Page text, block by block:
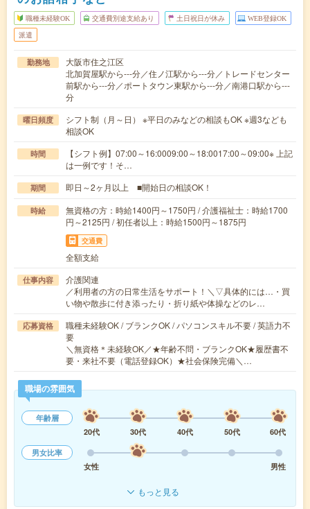
職種未経験OK 交通費別途支給あり 土日祝日が休み WEB登録OK
派遣
勤務地
大阪市住之江区
北加賀屋駅から---分／住ノ江駅から---分／トレードセンター
前駅から---分／ポートタウン東駅から---分／南港口駅から---
分
曜日頻度
シフト制（月～日） ※平日のみなどの相談もOK ※週3なども
相談OK
時間
【シフト例】07:00～16:0009:00～18:0017:00～09:00※ 上記
は一例です！そ…
期間 即日～2ヶ月以上 ■開始日の相談OK！
時給
無資格の方：時給1400円～1750円 / 介護福祉士：時給1700
円～2125円 / 初任者以上：時給1500円～1875円
交通費
全額支給
仕事内容
介護関連
／利用者の方の日常生活をサポート！＼▽具体的には…・買
い物や散歩に付き添ったり・折り紙や体操などのレ…
応募資格
職種未経験OK / ブランクOK / パソコンスキル不要 / 英語力不
要
＼無資格＊未経験OK／★年齢不問・ブランクOK★履歴書不
要・来社不要（電話登録OK）★社会保険完備＼…
職場の雰囲気
年齢層
20代
30代 40代 50代
60代
男女比率
女性
男性
もっと見る